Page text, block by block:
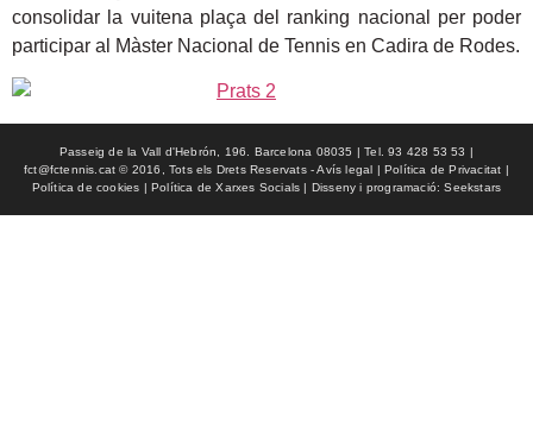
consolidar la vuitena plaça del ranking nacional per poder
participar al Màster Nacional de Tennis en Cadira de Rodes.
Passeig de la Vall d'Hebrón, 196. Barcelona 08035 | Tel. 93 428 53 53 |
fct@fctennis.cat © 2016, Tots els Drets Reservats - Avís legal | Política de Privacitat |
Política de cookies | Política de Xarxes Socials | Disseny i programació: Seekstars